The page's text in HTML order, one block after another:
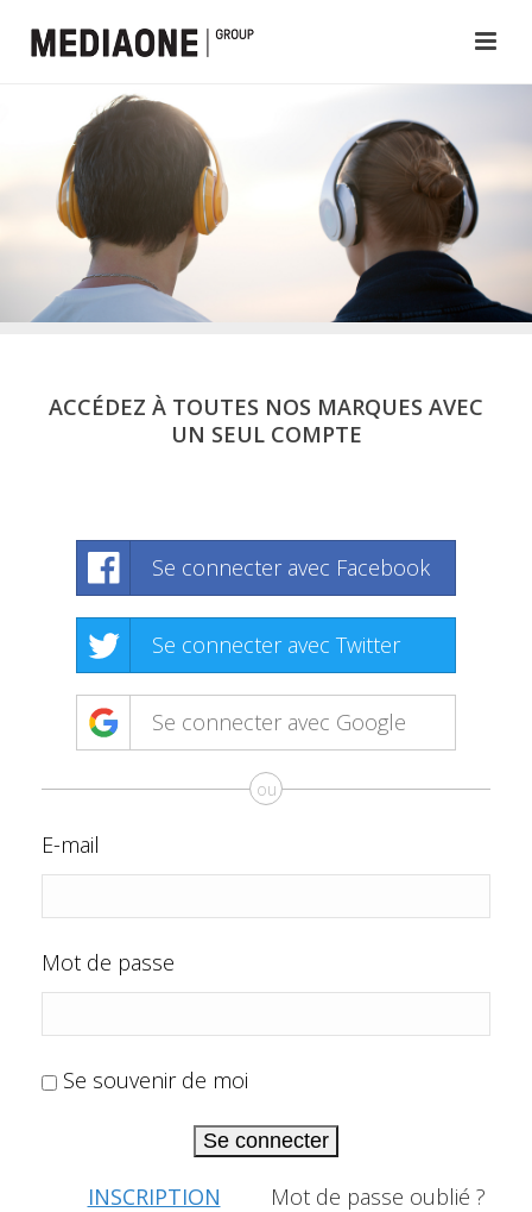
ACCÉDEZ À TOUTES NOS MARQUES AVEC
UN SEUL COMPTE
Se connecter avec Facebook
Se connecter avec Twitter
Se connecter avec Google
ou
E-mail
Mot de passe
Se souvenir de moi
Se connecter
INSCRIPTION Mot de passe oublié ?